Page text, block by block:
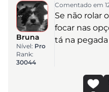
Bruna
Nível: Pro
Rank:
30044
Comentado em
Se não rolar
focar nas
tá na